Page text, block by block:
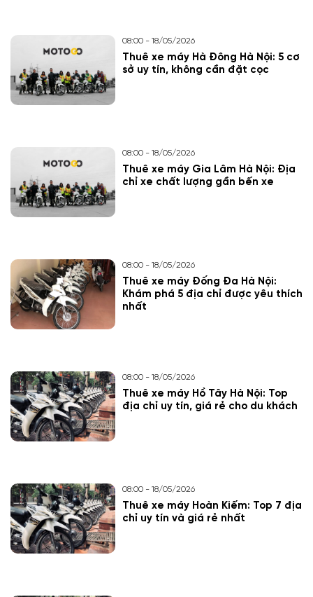
08:00 - 18/05/2026
Thuê xe máy Hà Đông Hà Nội: 5 cơ
sở uy tín, không cần đặt cọc
08:00 - 18/05/2026
Thuê xe máy Gia Lâm Hà Nội: Địa
chỉ xe chất lượng gần bến xe
08:00 - 18/05/2026
Thuê xe máy Đống Đa Hà Nội:
Khám phá 5 địa chỉ được yêu thích
nhất
08:00 - 18/05/2026
Thuê xe máy Hồ Tây Hà Nội: Top
địa chỉ uy tín, giá rẻ cho du khách
08:00 - 18/05/2026
Thuê xe máy Hoàn Kiếm: Top 7 địa
chỉ uy tín và giá rẻ nhất